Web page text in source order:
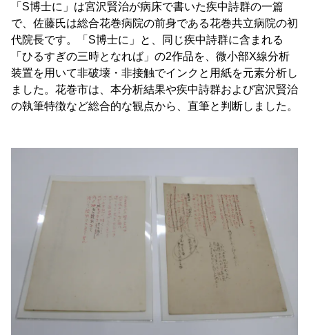
「S博士に」は宮沢賢治が病床で書いた疾中詩群の一篇
で、佐藤氏は総合花巻病院の前身である花巻共立病院の初
代院長です。「S博士に」と、同じ疾中詩群に含まれる
「ひるすぎの三時となれば」の2作品を、微小部X線分析
装置を用いて非破壊・非接触でインクと用紙を元素分析し
ました。花巻市は、本分析結果や疾中詩群および宮沢賢治
の執筆特徴など総合的な観点から、直筆と判断しました。